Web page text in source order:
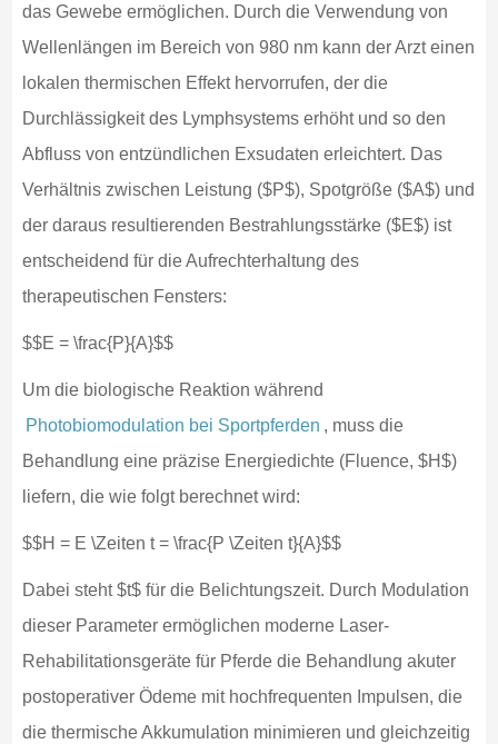
das Gewebe ermöglichen. Durch die Verwendung von
Wellenlängen im Bereich von 980 nm kann der Arzt einen
lokalen thermischen Effekt hervorrufen, der die
Durchlässigkeit des Lymphsystems erhöht und so den
Abfluss von entzündlichen Exsudaten erleichtert. Das
Verhältnis zwischen Leistung ($P$), Spotgröße ($A$) und
der daraus resultierenden Bestrahlungsstärke ($E$) ist
entscheidend für die Aufrechterhaltung des
therapeutischen Fensters:
$$E = \frac{P}{A}$$
Um die biologische Reaktion während
Photobiomodulation bei Sportpferden , muss die
Behandlung eine präzise Energiedichte (Fluence, $H$)
liefern, die wie folgt berechnet wird:
$$H = E \Zeiten t = \frac{P \Zeiten t}{A}$$
Dabei steht $t$ für die Belichtungszeit. Durch Modulation
dieser Parameter ermöglichen moderne Laser-
Rehabilitationsgeräte für Pferde die Behandlung akuter
postoperativer Ödeme mit hochfrequenten Impulsen, die
die thermische Akkumulation minimieren und gleichzeitig